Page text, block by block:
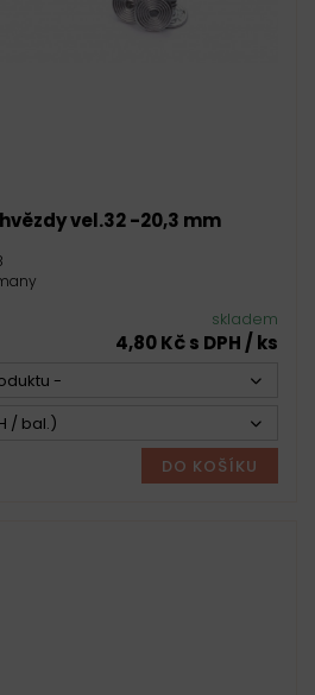
vel.32 -20,3 mm
skladem
4,80 Kč s DPH / ks
-
/ bal.)
DO KOŠÍKU